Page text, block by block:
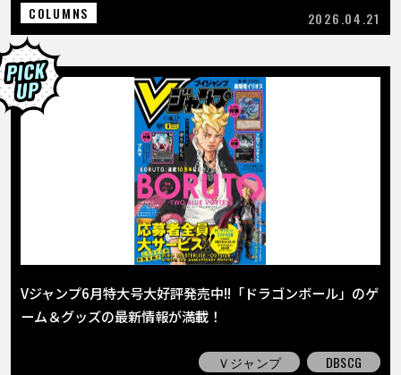
COLUMNS
2026.04.21
Vジャンプ6月特大号大好評発売中!!「ドラゴンボール」のゲ
ーム＆グッズの最新情報が満載！
Ｖジャンプ
DBSCG